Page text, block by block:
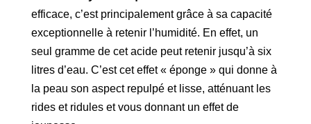
efficace, c’est principalement grâce à sa capacité
exceptionnelle à retenir l’humidité. En effet, un
seul gramme de cet acide peut retenir jusqu’à six
litres d’eau. C’est cet effet « éponge » qui donne à
la peau son aspect repulpé et lisse, atténuant les
rides et ridules et vous donnant un effet de